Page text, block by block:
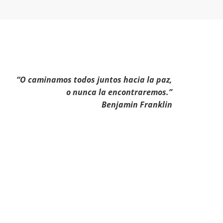
“O caminamos todos juntos hacia la paz,
o nunca la encontraremos.”
Benjamin Franklin